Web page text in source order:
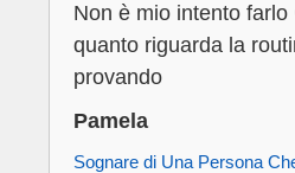
Non è mio intento farlo
quanto riguarda la
provando
Pamela
Sognare di Una Persona